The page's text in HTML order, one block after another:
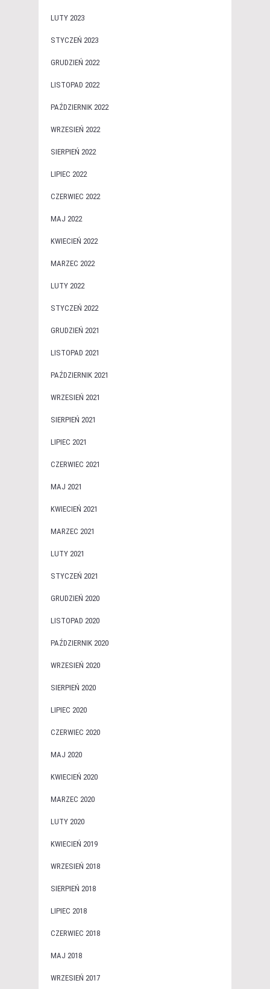
LUTY 2023
STYCZEŃ 2023
GRUDZIEŃ 2022
LISTOPAD 2022
PAŹDZIERNIK 2022
WRZESIEŃ 2022
SIERPIEŃ 2022
LIPIEC 2022
CZERWIEC 2022
MAJ 2022
KWIECIEŃ 2022
MARZEC 2022
LUTY 2022
STYCZEŃ 2022
GRUDZIEŃ 2021
LISTOPAD 2021
PAŹDZIERNIK 2021
WRZESIEŃ 2021
SIERPIEŃ 2021
LIPIEC 2021
CZERWIEC 2021
MAJ 2021
KWIECIEŃ 2021
MARZEC 2021
LUTY 2021
STYCZEŃ 2021
GRUDZIEŃ 2020
LISTOPAD 2020
PAŹDZIERNIK 2020
WRZESIEŃ 2020
SIERPIEŃ 2020
LIPIEC 2020
CZERWIEC 2020
MAJ 2020
KWIECIEŃ 2020
MARZEC 2020
LUTY 2020
KWIECIEŃ 2019
WRZESIEŃ 2018
SIERPIEŃ 2018
LIPIEC 2018
CZERWIEC 2018
MAJ 2018
WRZESIEŃ 2017